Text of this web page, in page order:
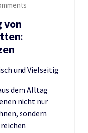
von
und Vielseitig
dem Alltag
nicht nur
sondern